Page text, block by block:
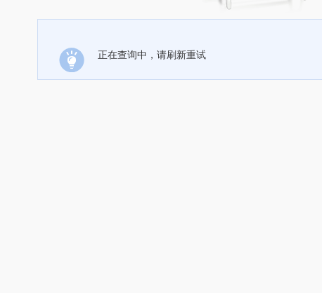
正在查询中，请刷新重试